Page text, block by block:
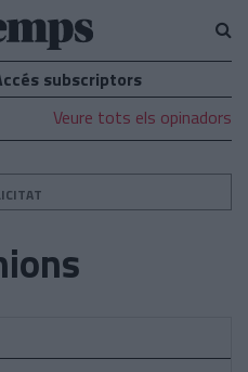
subscriptors
Veure tots els opinadors